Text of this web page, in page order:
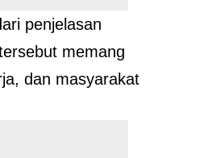
penjelasan
memang
dan masyarakat